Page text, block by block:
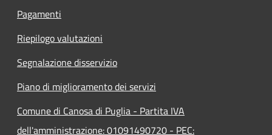
Pagamenti
Riepilogo valutazioni
Segnalazione disservizio
Piano di miglioramento dei servizi
Comune di Canosa di Puglia - Partita IVA
dell'amministrazione: 01091490720 - PEC: